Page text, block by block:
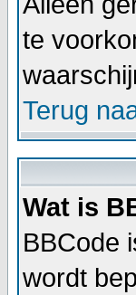
te
Terug
Wat is
BBCode
wordt